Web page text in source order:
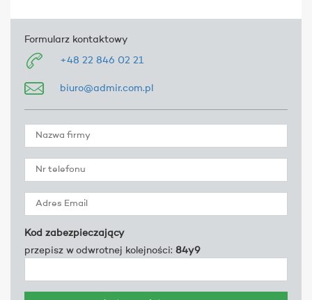
Formularz kontaktowy
+48 22 846 02 21
biuro@admir.com.pl
Kod zabezpieczający
przepisz w odwrotnej kolejności: 84y9